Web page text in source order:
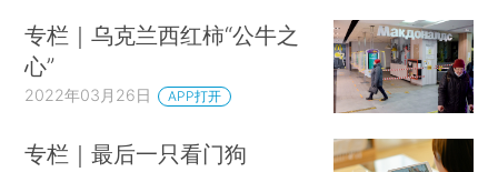
专栏｜乌克兰西红柿“公牛之
心”
2022年03月26日 APP打开
专栏｜最后一只看门狗